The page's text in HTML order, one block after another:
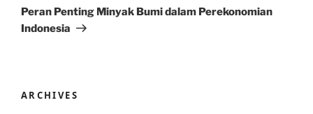
Post
Peran Penting Minyak Bumi dalam Perekonomian
Indonesia
ARCHIVES